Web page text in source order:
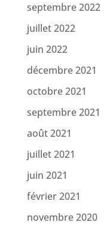
septembre 2022
juillet 2022
juin 2022
décembre 2021
octobre 2021
septembre 2021
août 2021
juillet 2021
juin 2021
février 2021
novembre 2020